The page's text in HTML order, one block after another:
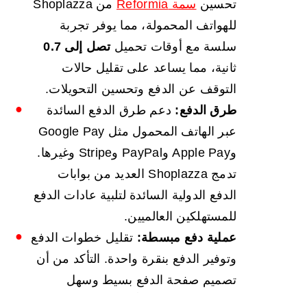
تحسين سمة Reformia
من Shoplazza
للهواتف المحمولة، مما يوفر تجربة
سلسة مع أوقات تحميل تصل إلى 0.7
ثانية، مما يساعد على تقليل حالات
التوقف عن الدفع وتحسين التحويلات.
طرق الدفع: دعم طرق الدفع السائدة
عبر الهاتف المحمول مثل Google Pay
وApple Pay وPayPal وStripe وغيرها.
تدمج Shoplazza العديد من بوابات
الدفع الدولية السائدة لتلبية عادات الدفع
للمستهلكين العالميين.
عملية دفع مبسطة: تقليل خطوات الدفع
وتوفير الدفع بنقرة واحدة. التأكد من أن
تصميم صفحة الدفع بسيط وسهل